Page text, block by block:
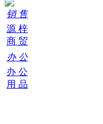
销 售
源 梓
商 贸
办 公
办 公
用 品